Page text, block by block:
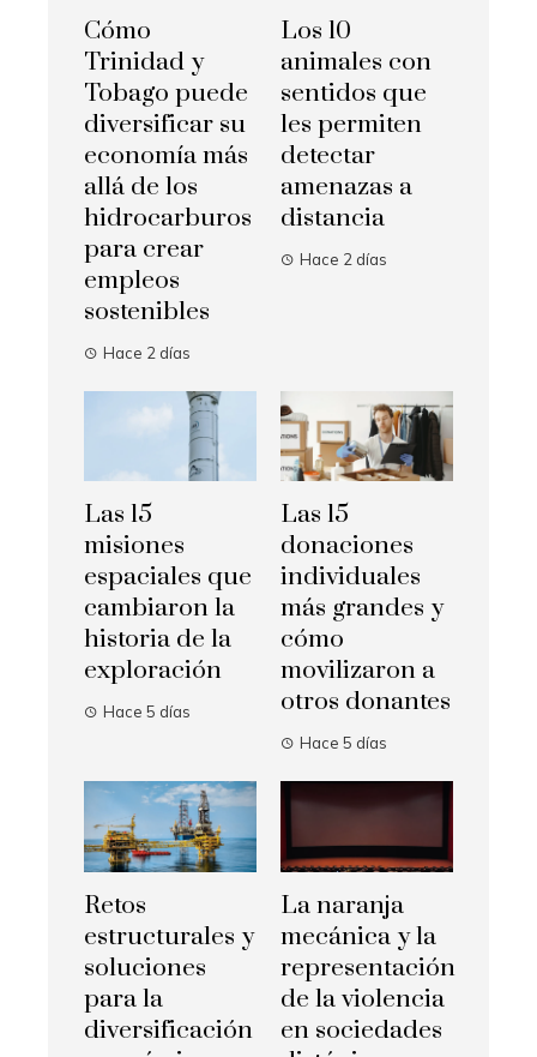
Cómo
Trinidad y
Tobago puede
diversificar su
economía más
allá de los
hidrocarburos
para crear
empleos
sostenibles
Hace 2 días
Los 10
animales con
sentidos que
les permiten
detectar
amenazas a
distancia
Hace 2 días
Las 15
misiones
espaciales que
cambiaron la
historia de la
exploración
Hace 5 días
Las 15
donaciones
individuales
más grandes y
cómo
movilizaron a
otros donantes
Hace 5 días
Retos
estructurales y
soluciones
para la
diversificación
La naranja
mecánica y la
representación
de la violencia
en sociedades